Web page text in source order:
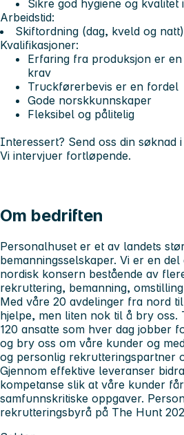
Sikre god hygiene og kvalitet
Arbeidstid:
Skiftordning (dag, kveld og natt)
Kvalifikasjoner:
Erfaring fra produksjon er
krav
Truckførerbevis er en fordel
Gode norskkunnskaper
Fleksibel og pålitelig
Interessert? Send oss din søknad i
Vi intervjuer fortløpende.
Om bedriften
Personalhuset er et av landets
bemanningsselskaper. Vi er en
nordisk konsern bestående av
rekruttering, bemanning,
Med våre 20 avdelinger fra nord
hjelpe, men liten nok til å bry oss.
120 ansatte som hver dag jobber
og bry oss om våre kunder og
og personlig rekrutteringspartner
Gjennom effektive leveranser
kompetanse slik at våre kunder
samfunnskritiske oppgaver.
rekrutteringsbyrå på The Hunt